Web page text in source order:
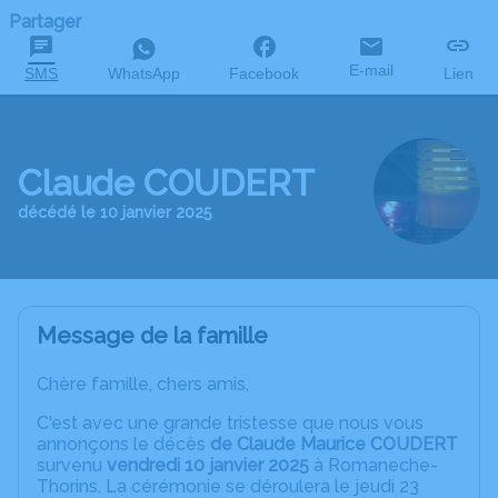
Partager
SMS WhatsApp Facebook E-mail Lien
Claude COUDERT
décédé le 10 janvier 2025
Message de la famille
Chère famille, chers amis,
C'est avec une grande tristesse que nous vous
annonçons le décès de Claude Maurice COUDERT
survenu vendredi 10 janvier 2025 à Romaneche-
Thorins. La cérémonie se déroulera le jeudi 23